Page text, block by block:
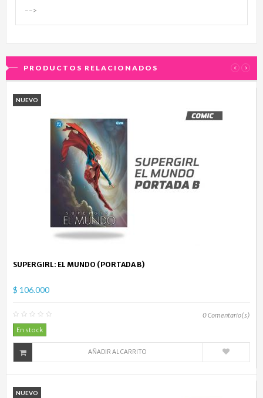
-->
PRODUCTOS RELACIONADOS ‹ ›
NUEVO
SUPERGIRL: EL MUNDO (PORTADA B)
$ 106.000
0Comentario(s)
En stock
AÑADIR AL CARRITO
NUEVO